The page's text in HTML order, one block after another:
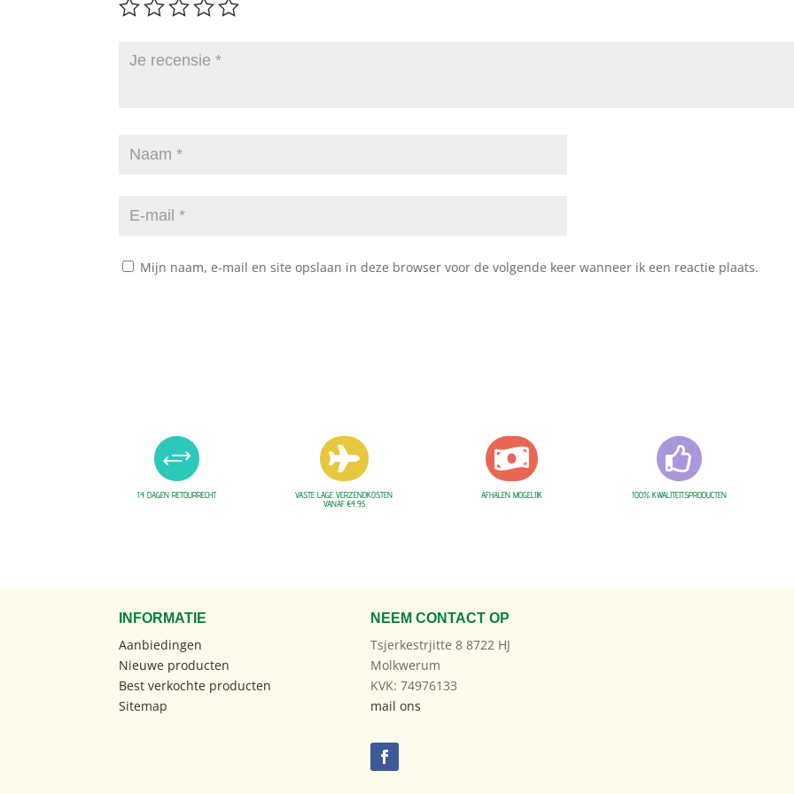
Mijn naam, e-mail en site opslaan in deze browser voor de volgende keer wanneer ik een reactie plaats.
+
14 DAGEN RETOURRECHT

VASTE LAGE VERZENDKOSTEN
VANAF €4,95

AFHALEN MOGELIJK

100% KWALITEITSPRODUCTEN
INFORMATIE
Aanbiedingen
Nieuwe producten
Best verkochte producten
Sitemap
NEEM CONTACT OP
Tsjerkestrjitte 8 8722 HJ
Molkwerum
KVK: 74976133
mail ons